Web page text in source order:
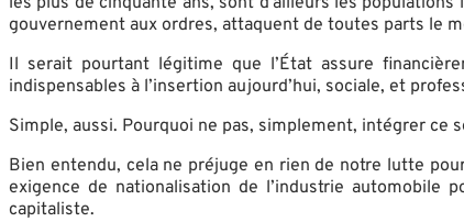
gouvernement aux ordres, attaquent de toutes parts le
Il serait pourtant légitime que l’État assure
indispensables à l’insertion aujourd’hui, sociale, et
Simple, aussi. Pourquoi ne pas, simplement, intégrer
Bien entendu, cela ne préjuge en rien de notre lutte
exigence de nationalisation de l’industrie automobile
capitaliste.